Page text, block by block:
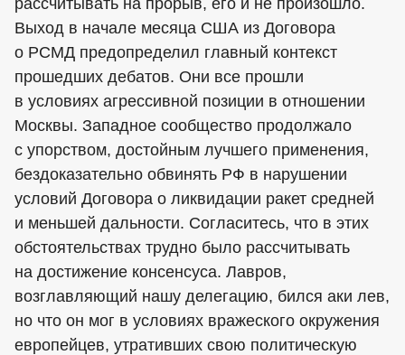
рассчитывать на прорыв, его и не произошло.
Выход в начале месяца США из Договора
о РСМД предопределил главный контекст
прошедших дебатов. Они все прошли
в условиях агрессивной позиции в отношении
Москвы. Западное сообщество продолжало
с упорством, достойным лучшего применения,
бездоказательно обвинять РФ в нарушении
условий Договора о ликвидации ракет средней
и меньшей дальности. Согласитесь, что в этих
обстоятельствах трудно было рассчитывать
на достижение консенсуса. Лавров,
возглавляющий нашу делегацию, бился аки лев,
но что он мог в условиях вражеского окружения
европейцев, утративших свою политическую